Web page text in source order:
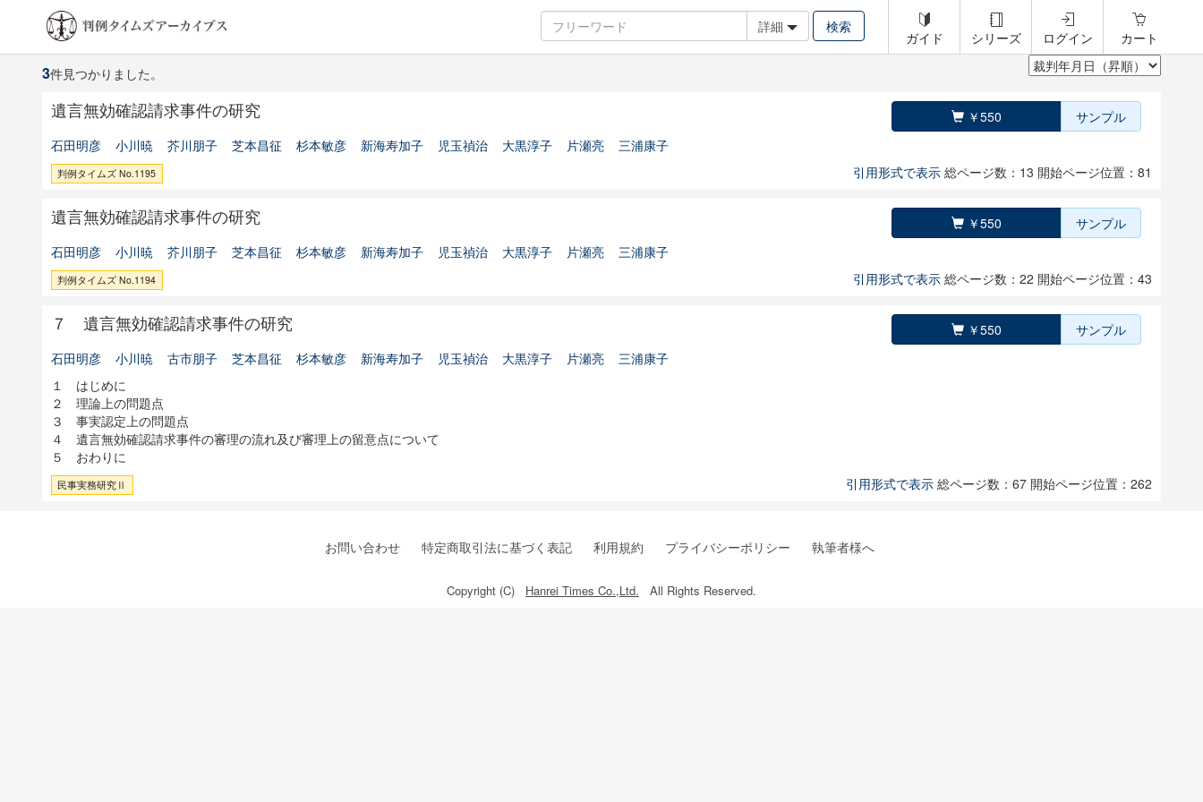
詳細
ガイド シリーズ ログイン カート
3件見つかりました。
遺言無効確認請求事件の研究 ￥550
サンプル
石田明彦
小川暁 芥川朋子 芝本昌征 杉本敏彦 新海寿加子 児玉禎治 大黒淳子 片瀬亮 三浦康子
判例タイムズ No.1195 引用形式で表示 総ページ数：13 開始ページ位置：81
遺言無効確認請求事件の研究 ￥550
サンプル
石田明彦
小川暁 芥川朋子 芝本昌征 杉本敏彦 新海寿加子 児玉禎治 大黒淳子 片瀬亮 三浦康子
判例タイムズ No.1194 引用形式で表示 総ページ数：22 開始ページ位置：43
７ 遺言無効確認請求事件の研究 ￥550
サンプル
石田明彦
小川暁 古市朋子 芝本昌征 杉本敏彦 新海寿加子 児玉禎治 大黒淳子 片瀬亮
三浦康子
１ はじめに
２ 理論上の問題点
３ 事実認定上の問題点
４ 遺言無効確認請求事件の審理の流れ及び審理上の留意点について
５ おわりに
民事実務研究Ⅱ 引用形式で表示 総ページ数：67 開始ページ位置：262
お問い合わせ 特定商取引法に基づく表記 利用規約 プライバシーポリシー 執筆者様へ
Copyright (C) Hanrei Times Co.,Ltd. All Rights Reserved.